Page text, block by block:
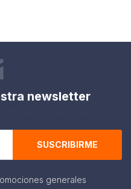
newsletter
SUSCRIBIRME
generales